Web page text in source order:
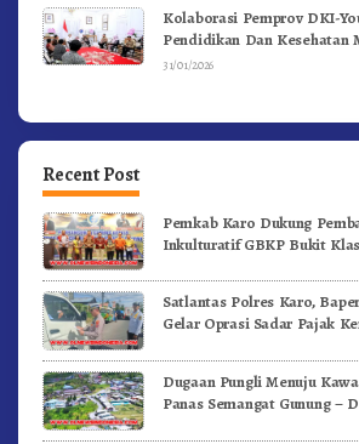
Kolaborasi Pemprov DKI-
Pendidikan Dan Kesehatan
31/01/2026
Recent Post
Pemkab Karo Dukung
Inkulturatif GBKP Bukit
Satlantas Polres Karo,
Gelar Oprasi Sadar Pajak
Dugaan Pungli Menuju
Panas Semangat Gunung –